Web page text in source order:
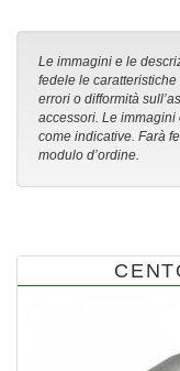
Le immagini e le
fedele le
errori o difformità
accessori. Le
come indicative. Farà
modulo d’ordine.